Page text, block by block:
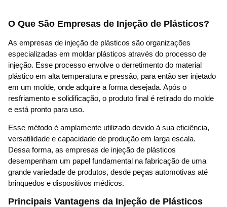
O Que São Empresas de Injeção de Plásticos?
As empresas de injeção de plásticos são organizações
especializadas em moldar plásticos através do processo de
injeção. Esse processo envolve o derretimento do material
plástico em alta temperatura e pressão, para então ser injetado
em um molde, onde adquire a forma desejada. Após o
resfriamento e solidificação, o produto final é retirado do molde
e está pronto para uso.
Esse método é amplamente utilizado devido à sua eficiência,
versatilidade e capacidade de produção em larga escala.
Dessa forma, as empresas de injeção de plásticos
desempenham um papel fundamental na fabricação de uma
grande variedade de produtos, desde peças automotivas até
brinquedos e dispositivos médicos.
Principais Vantagens da Injeção de Plásticos